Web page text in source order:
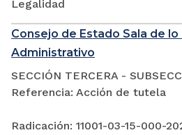
Legalidad
Consejo de Estado Sala de
Administrativo
SECCIÓN TERCERA -
Referencia: Acción de tutela
Radicación: 11001-03-15-000-